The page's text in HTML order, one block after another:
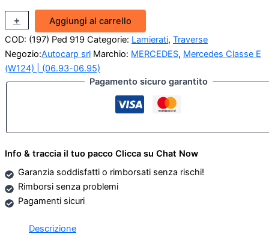
-
Traversa
anteriore
Mercedes-
Benz
W124
quantità
+
Aggiungi al carrello
COD: (197) Ped 919 Categorie: Lamierati, Traverse
Negozio:Autocarp srl Marchio: MERCEDES, Mercedes Classe E
(W124) | (06.93-06.95)
Pagamento sicuro garantito
Info & traccia il tuo pacco Clicca su Chat Now
Garanzia soddisfatti o rimborsati senza rischi!
Rimborsi senza problemi
Pagamenti sicuri
Descrizione